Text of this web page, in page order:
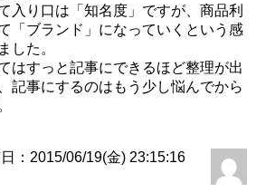
入り口は「知名度」ですが、商品利
「ブランド」になっていくという感
した。
はすっと記事にできるほど整理が出
記事にするのはもう少し悩んでから
：2015/06/19(金) 23:15:16